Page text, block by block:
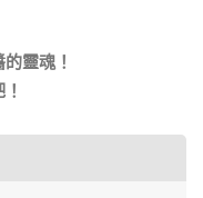
靈魂！